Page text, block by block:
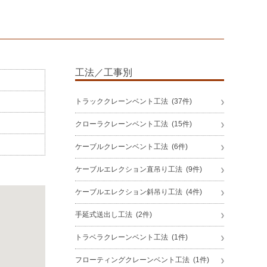
工法／工事別
トラッククレーンベント工法 (37件)
クローラクレーンベント工法 (15件)
ケーブルクレーンベント工法 (6件)
ケーブルエレクション直吊り工法 (9件)
ケーブルエレクション斜吊り工法 (4件)
手延式送出し工法 (2件)
トラベラクレーンベント工法 (1件)
フローティングクレーンベント工法 (1件)